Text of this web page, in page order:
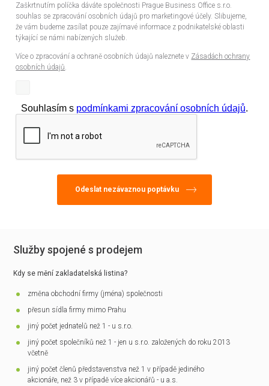
Zaškrtnutím políčka dáváte společnosti Prague Business Office s.r.o.
souhlas se zpracování osobních údajů pro marketingové účely. Slibujeme,
že vám budeme zasílat pouze zajímavé informace z podnikatelské oblasti
týkající se námi nabízených služeb.
Více o zpracování a ochraně osobních údajů naleznete v Zásadách ochrany
osobních údajů.
Souhlasím s podmínkami zpracování osobních údajů.
Služby spojené s prodejem
Kdy se mění zakladatelská listina?
změna obchodní firmy (jména) společnosti
přesun sídla firmy mimo Prahu
jiný počet jednatelů než 1 - u s.r.o.
jiný počet společníků než 1 - jen u s.r.o. založených do roku 2013
včetně
jiný počet členů představenstva než 1 v případě jediného
akcionáře, než 3 v případě více akcionářů - u a.s.